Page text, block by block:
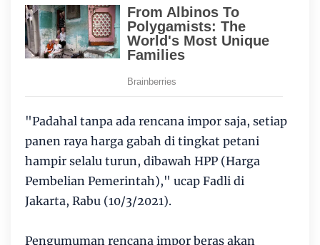
"Padahal tanpa ada rencana impor saja, setiap
panen raya harga gabah di tingkat petani
hampir selalu turun, dibawah HPP (Harga
Pembelian Pemerintah)," ucap Fadli di
Jakarta, Rabu (10/3/2021).
Pengumuman rencana impor beras akan